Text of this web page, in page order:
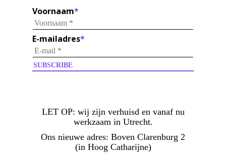
Voornaam*
E-mailadres*
LET OP: wij zijn verhuisd en vanaf nu
werkzaam in Utrecht.
Ons nieuwe adres: Boven Clarenburg 2
(in Hoog Catharijne)